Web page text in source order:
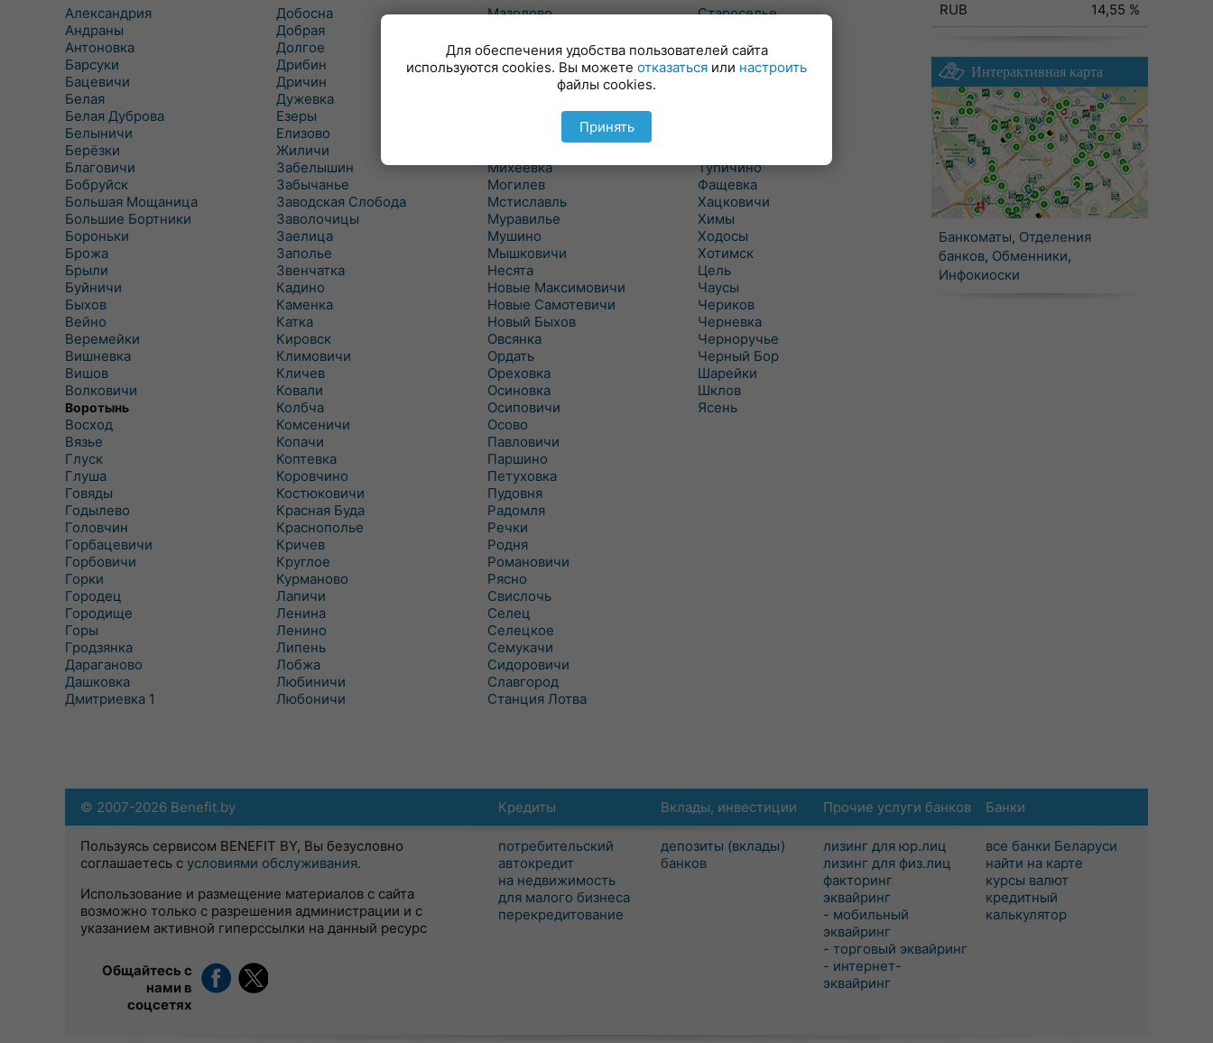
Александрия
Андраны
Антоновка
Барсуки
Бацевичи
Белая
Белая Дуброва
Белыничи
Берёзки
Благовичи
Бобруйск
Большая Мощаница
Большие Бортники
Бороньки
Брожа
Брыли
Буйничи
Быхов
Вейно
Веремейки
Вишневка
Вишов
Волковичи
Воротынь
Восход
Вязье
Глуск
Глуша
Говяды
Годылево
Головчин
Горбацевичи
Горбовичи
Горки
Городец
Городище
Горы
Гродзянка
Дараганово
Дашковка
Дмитриевка 1
Добосна
Добрая
Долгое
Дрибин
Дричин
Дужевка
Езеры
Елизово
Жиличи
Забелышин
Забычанье
Заводская Слобода
Заволочицы
Заелица
Заполье
Звенчатка
Кадино
Каменка
Катка
Кировск
Климовичи
Кличев
Ковали
Колбча
Комсеничи
Копачи
Коптевка
Коровчино
Костюковичи
Красная Буда
Краснополье
Кричев
Круглое
Курманово
Лапичи
Ленина
Ленино
Липень
Лобжа
Любиничи
Любоничи
Мазолово
Макеевичи
Малые Словени
Межисетки
Михеевка
Могилев
Мстиславль
Муравилье
Мушино
Мышковичи
Несята
Новые Максимовичи
Новые Самотевичи
Новый Быхов
Овсянка
Ордать
Ореховка
Осиновка
Осиповичи
Осово
Павловичи
Паршино
Петуховка
Пудовня
Радомля
Речки
Родня
Романовичи
Рясно
Свислочь
Селец
Селецкое
Семукачи
Сидоровичи
Славгород
Станция Лотва
Староселье
Сухари
Татарка
Тупичино
Фащевка
Хацковичи
Химы
Ходосы
Хотимск
Цель
Чаусы
Чериков
Черневка
Черноручье
Черный Бор
Шарейки
Шклов
Ясень
RUB
14,55 %
Интерактивная карта
Банкоматы, Отделения
банков, Обменники,
Инфокиоски
Кредиты
потребительский
автокредит
на недвижимость
для малого бизнеса
перекредитование
Вклады, инвестиции
депозиты (вклады)
банков
Прочие услуги банков
лизинг для юр.лиц
лизинг для физ.лиц
факторинг
эквайринг
- мобильный
эквайринг
- торговый эквайринг
- интернет-
эквайринг
Банки
все банки Беларуси
найти на карте
курсы валют
кредитный
калькулятор
© 2007-2026 Benefit.by
Пользуясь сервисом BENEFIT BY, Вы безусловно
соглашаетесь с условиями обслуживания.
Использование и размещение материалов с сайта
возможно только с разрешения администрации и с
указанием активной гиперссылки на данный ресурс
Общайтесь с
нами в
соцсетях
Для обеспечения удобства пользователей сайта
используются cookies. Вы можете отказаться или настроить
файлы cookies.
Принять